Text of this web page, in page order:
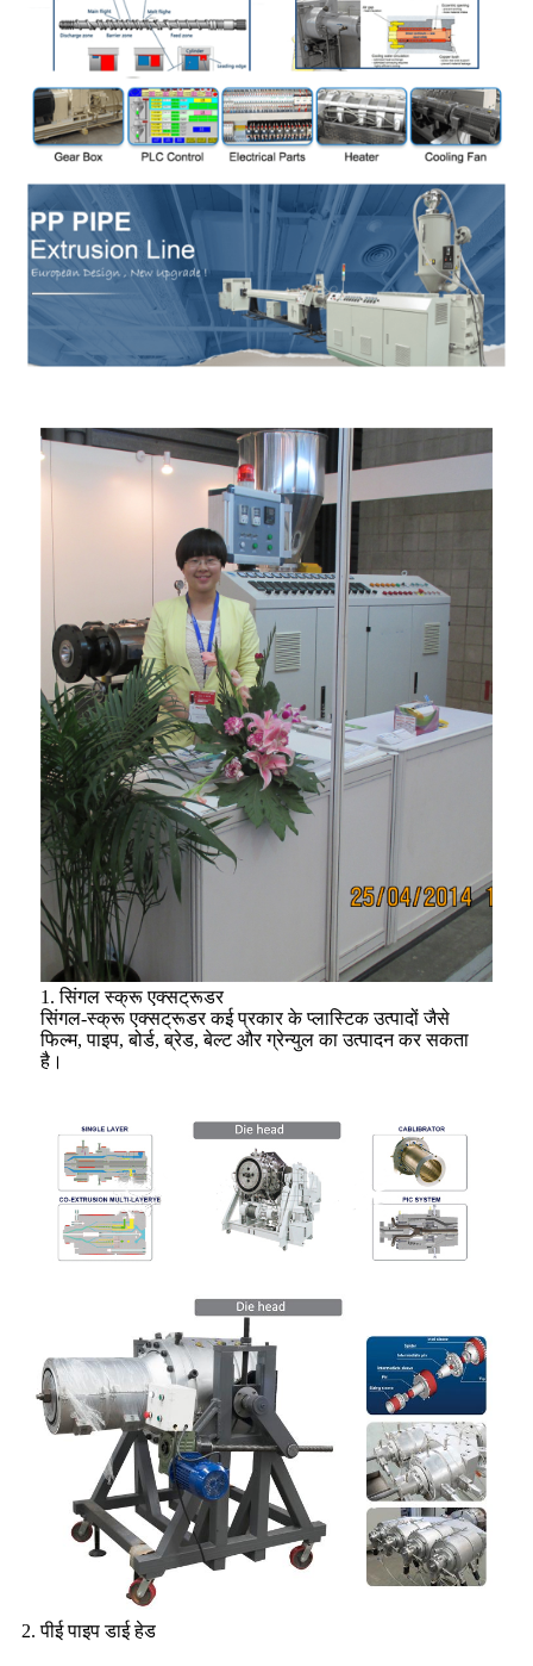
1. सिंगल स्क्रू एक्सट्रूडर
सिंगल-स्क्रू एक्सट्रूडर कई प्रकार के प्लास्टिक उत्पादों जैसे
फिल्म, पाइप, बोर्ड, ब्रेड, बेल्ट और ग्रेन्युल का उत्पादन कर सकता
है।
2. पीई पाइप डाई हेड